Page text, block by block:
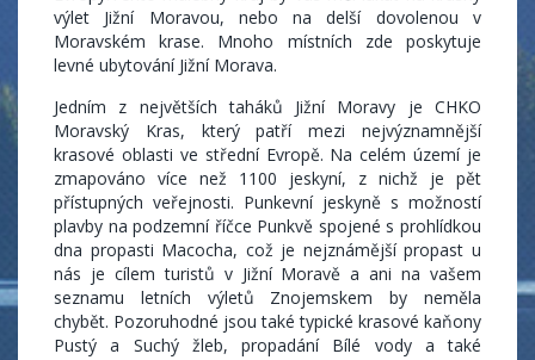
výlet Jižní Moravou, nebo na delší dovolenou v
Moravském krase. Mnoho místních zde poskytuje
levné ubytování Jižní Morava.
Jedním z největších taháků Jižní Moravy je CHKO
Moravský Kras, který patří mezi nejvýznamnější
krasové oblasti ve střední Evropě. Na celém území je
zmapováno více než 1100 jeskyní, z nichž je pět
přístupných veřejnosti. Punkevní jeskyně s možností
plavby na podzemní říčce Punkvě spojené s prohlídkou
dna propasti Macocha, což je nejznámější propast u
nás je cílem turistů v Jižní Moravě a ani na vašem
seznamu letních výletů Znojemskem by neměla
chybět. Pozoruhodné jsou také typické krasové kaňony
Pustý a Suchý žleb, propadání Bílé vody a také